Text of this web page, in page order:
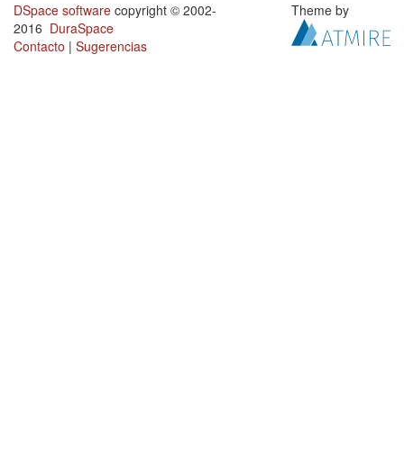
DSpace software copyright © 2002-
2016 DuraSpace
Contacto | Sugerencias
Theme by